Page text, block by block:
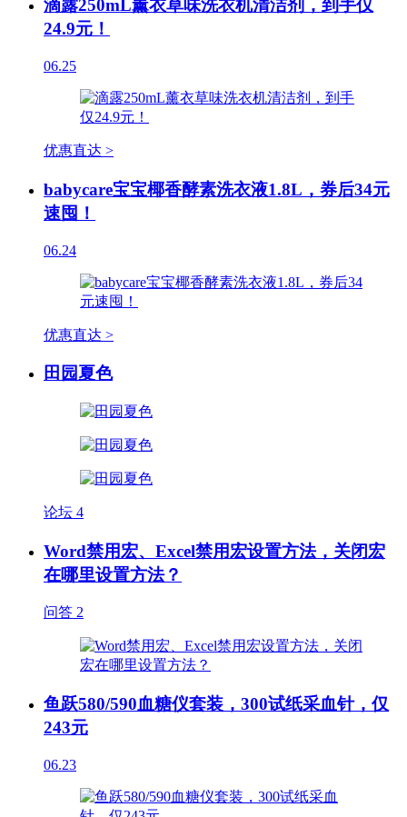
滴露250mL薰衣草味洗衣机清洁剂，到手仅
24.9元！
06.25
优惠直达 >
babycare宝宝椰香酵素洗衣液1.8L，券后34元
速囤！
06.24
优惠直达 >
田园夏色
论坛 4
Word禁用宏、Excel禁用宏设置方法，关闭宏
在哪里设置方法？
问答 2
鱼跃580/590血糖仪套装，300试纸采血针，仅
243元
06.23